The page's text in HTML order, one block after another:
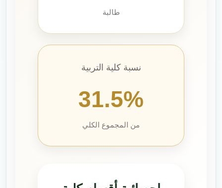
طالبة
نسبة كلية التربية
31.5%
من المجموع الكلي